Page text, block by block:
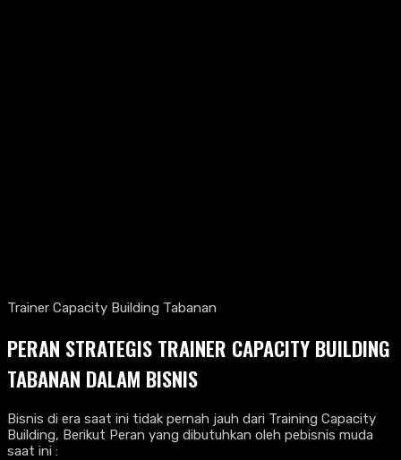
Trainer Capacity Building Tabanan
PERAN STRATEGIS TRAINER CAPACITY BUILDING
TABANAN DALAM BISNIS
Bisnis di era saat ini tidak pernah jauh dari Training Capacity
Building, Berikut Peran yang dibutuhkan oleh pebisnis muda
saat ini :